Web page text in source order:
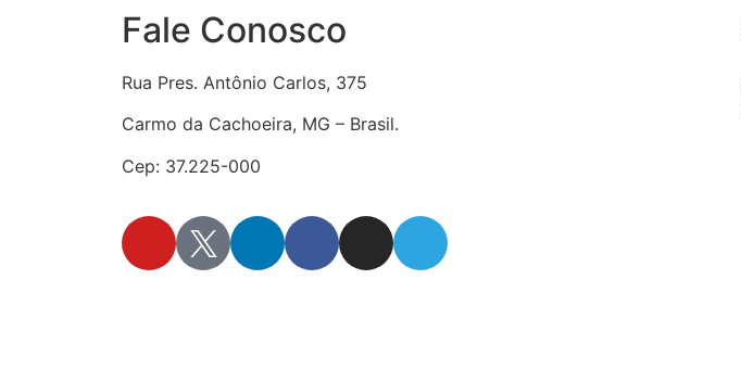
Fale Conosco
Rua Pres. Antônio Carlos, 375
Carmo da Cachoeira, MG – Brasil.
Cep: 37.225-000